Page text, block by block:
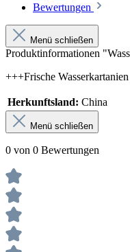
Bewertungen
Menü schließen
Produktinformationen
+++Frische
Herkunftsland: China
Menü schließen
0 von 0 Bewertungen